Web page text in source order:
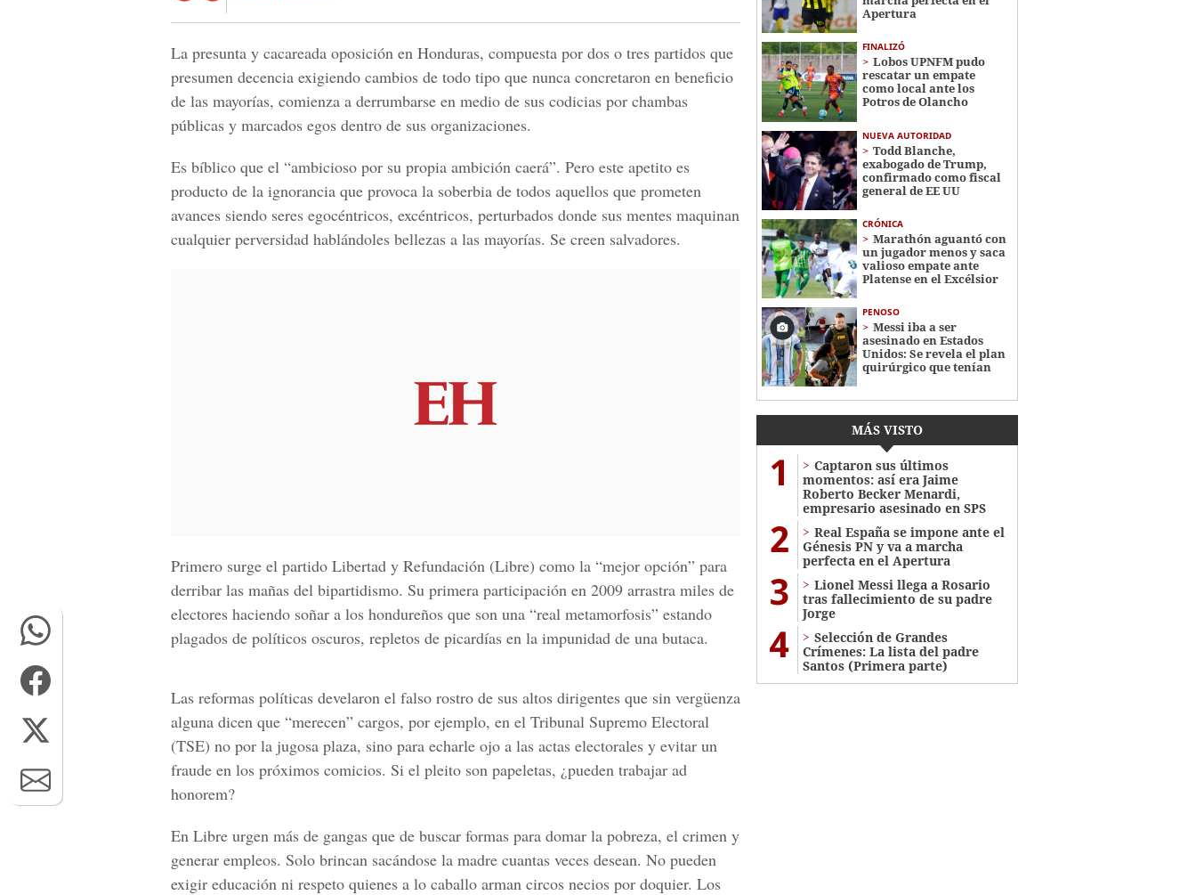
La presunta y cacareada oposición en Honduras, compuesta por dos o tres partidos que
presumen decencia exigiendo cambios de todo tipo que nunca concretaron en beneficio
de las mayorías, comienza a derrumbarse en medio de sus codicias por chambas
públicas y marcados egos dentro de sus organizaciones.
Es bíblico que el “ambicioso por su propia ambición caerá”. Pero este apetito es
producto de la ignorancia que provoca la soberbia de todos aquellos que prometen
avances siendo seres egocéntricos, excéntricos, perturbados donde sus mentes maquinan
cualquier perversidad hablándoles bellezas a las mayorías. Se creen salvadores.
Primero surge el partido Libertad y Refundación (Libre) como la “mejor opción” para
derribar las mañas del bipartidismo. Su primera participación en 2009 arrastra miles de
electores haciendo soñar a los hondureños que son una “real metamorfosis” estando
plagados de políticos oscuros, repletos de picardías en la impunidad de una butaca.
Las reformas políticas develaron el falso rostro de sus altos dirigentes que sin vergüenza
alguna dicen que “merecen” cargos, por ejemplo, en el Tribunal Supremo Electoral
(TSE) no por la jugosa plaza, sino para echarle ojo a las actas electorales y evitar un
fraude en los próximos comicios. Si el pleito son papeletas, ¿pueden trabajar ad
honorem?
En Libre urgen más de gangas que de buscar formas para domar la pobreza, el crimen y
generar empleos. Solo brincan sacándose la madre cuantas veces desean. No pueden
exigir educación ni respeto quienes a lo caballo arman circos necios por doquier. Los
Apertura
FINALIZÓ
Lobos UPNFM pudo
rescatar un empate
como local ante los
Potros de Olancho
NUEVA AUTORIDAD
Todd Blanche,
exabogado de Trump,
confirmado como fiscal
general de EE UU
CRÓNICA
Marathón aguantó con
un jugador menos y saca
valioso empate ante
Platense en el Excélsior
PENOSO
Messi iba a ser
asesinado en Estados
Unidos: Se revela el plan
quirúrgico que tenían
MÁS VISTO
1
Captaron sus últimos
momentos: así era Jaime
Roberto Becker Menardi​​​,
empresario asesinado en SPS
2
Real España se impone ante el
Génesis PN y va a marcha
perfecta en el Apertura
3
Lionel Messi llega a Rosario
tras fallecimiento de su padre
Jorge
4
Selección de Grandes
Crímenes: La lista del padre
Santos (Primera parte)